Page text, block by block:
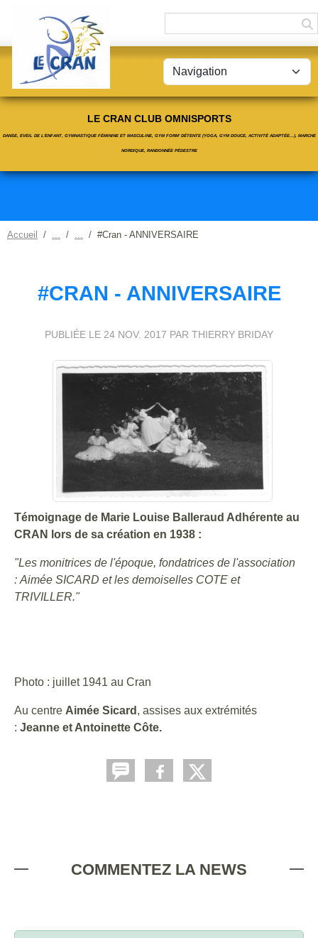
LE CRAN CLUB OMNISPORTS
DANSE, EVEIL DE L'ENFANT, GYMNASTIQUE FÉMININE ET MASCULINE, GYM FORM' DÉTENTE (YOGA, GYM DOUCE, ACTIVITÉ ADAPTÉE...), MARCHE
NORDIQUE, RANDONNÉE PÉDESTRE
Accueil #Cran - ANNIVERSAIRE
#CRAN - ANNIVERSAIRE
PUBLIÉE LE 24 NOV. 2017 PAR THIERRY BRIDAY
Témoignage de Marie Louise Balleraud Adhérente au
CRAN lors de sa création en 1938 :
"Les monitrices de l'époque, fondatrices de l'association
: Aimée SICARD et les demoiselles COTE et
TRIVILLER."
Photo : juillet 1941 au Cran
Au centre Aimée Sicard , assises aux extrémités
: Jeanne et Antoinette Côte.
COMMENTEZ LA NEWS